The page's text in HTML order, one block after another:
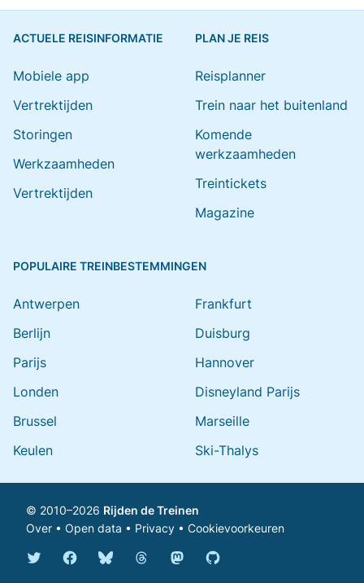
ACTUELE REISINFORMATIE
Mobiele app
Vertrektijden
Storingen
Werkzaamheden
Vertrektijden
PLAN JE REIS
Reisplanner
Trein naar het buitenland
Komende
werkzaamheden
Treintickets
Magazine
POPULAIRE TREINBESTEMMINGEN
Antwerpen
Berlijn
Parijs
Londen
Brussel
Keulen
Frankfurt
Duisburg
Hannover
Disneyland Parijs
Marseille
Ski-Thalys
© 2010–2026 Rijden de Treinen
Over • Open data • Privacy • Cookievoorkeuren